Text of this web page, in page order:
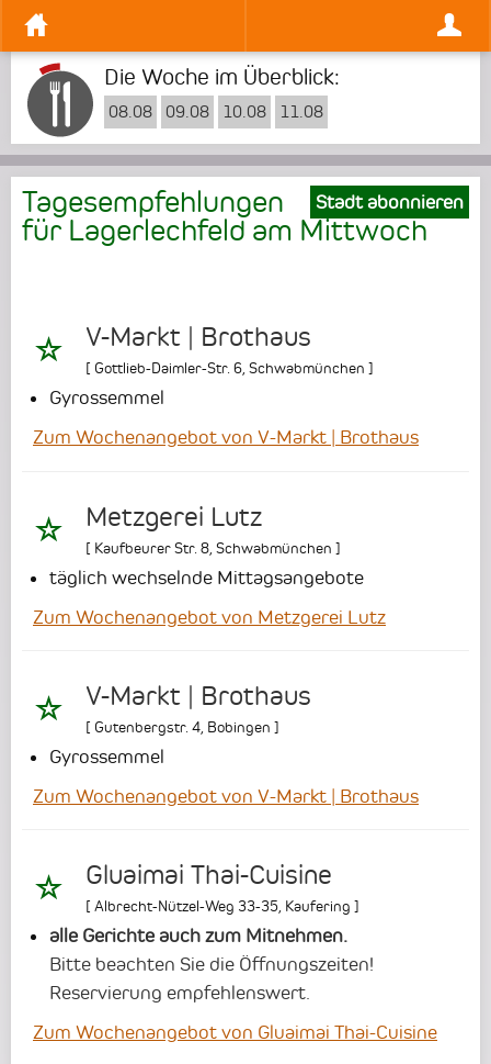
Die Woche im Überblick:
08.08 09.08 10.08 11.08
Stadt abonnieren
Tagesempfehlungen
für Lagerlechfeld am Mittwoch
V-Markt | Brothaus
[ Gottlieb-Daimler-Str. 6,Schwabmünchen ]
Gyrossemmel
Zum Wochenangebot von V-Markt | Brothaus
Metzgerei Lutz
[ Kaufbeurer Str. 8 Schwabmünchen ]
täglich wechselnde Mittagsangebote
Zum Wochenangebot von Metzgerei Lutz
V-Markt | Brothaus
[ Gutenbergstr. 4 Bobingen ]
Gyrossemmel
Zum Wochenangebot von V-Markt | Brothaus
Gluaimai Thai-Cuisine
[ Albrecht-Nützel-Weg 33-35 Kaufering ]
alle Gerichte auch zum Mitnehmen.
Bitte beachten Sie die Öffnungszeiten!
Reservierung empfehlenswert.
Zum Wochenangebot von Gluaimai Thai-Cuisine